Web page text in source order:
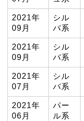
2021年
09月
シル
バ系
2021年
09月
シル
バ系
2021年
07月
シル
バ系
2021年
06月
パー
ル系